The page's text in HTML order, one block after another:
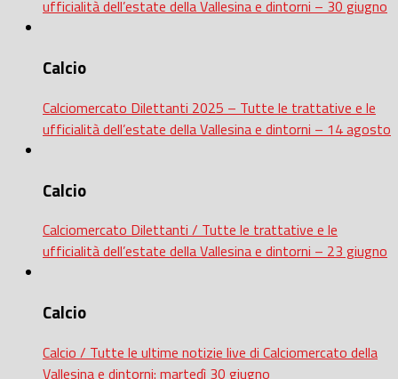
ufficialità dell’estate della Vallesina e dintorni – 30 giugno
Calcio
Calciomercato Dilettanti 2025 – Tutte le trattative e le
ufficialità dell’estate della Vallesina e dintorni – 14 agosto
Calcio
Calciomercato Dilettanti / Tutte le trattative e le
ufficialità dell’estate della Vallesina e dintorni – 23 giugno
Calcio
Calcio / Tutte le ultime notizie live di Calciomercato della
Vallesina e dintorni: martedì 30 giugno